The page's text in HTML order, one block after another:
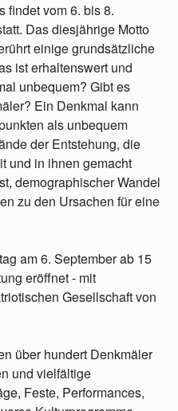
findet vom 6. bis 8.
Das diesjährige Motto
einige grundsätzliche
ist erhaltenswert und
unbequem? Gibt es
Ein Denkmal kann
als unbequem
der Entstehung, die
und in ihnen gemacht
demographischer Wandel
zu den Ursachen für eine
am 6. September ab 15
eröffnet - mit
Gesellschaft von
über hundert Denkmäler
und vielfältige
Feste, Performances,